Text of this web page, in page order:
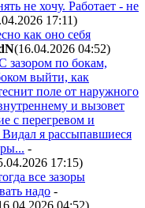
не хочу. Работает - не
17:11)
как оно себя
(16.04.2026 04:52)
зазором по бокам,
выйти, как
поле от наружного
и вызовет
с перегревом и
я рассыпавшиеся
-
17:15)
все зазоры
надо -
04:52)